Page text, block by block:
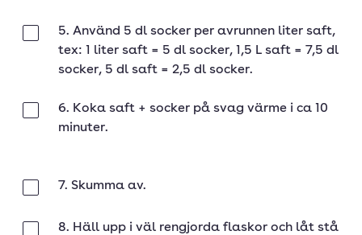
5. Använd 5 dl socker per avrunnen liter saft,
tex: 1 liter saft = 5 dl socker, 1,5 L saft = 7,5 dl
socker, 5 dl saft = 2,5 dl socker.
6. Koka saft + socker på svag värme i ca 10
minuter.
7. Skumma av.
8. Häll upp i väl rengjorda flaskor och låt stå